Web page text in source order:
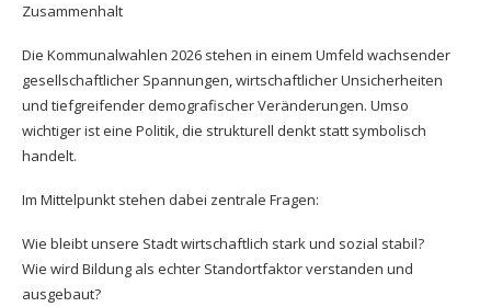
Zusammenhalt
Die Kommunalwahlen 2026 stehen in einem Umfeld wachsender
gesellschaftlicher Spannungen, wirtschaftlicher Unsicherheiten
und tiefgreifender demografischer Veränderungen. Umso
wichtiger ist eine Politik, die strukturell denkt statt symbolisch
handelt.
Im Mittelpunkt stehen dabei zentrale Fragen:
Wie bleibt unsere Stadt wirtschaftlich stark und sozial stabil?
Wie wird Bildung als echter Standortfaktor verstanden und
ausgebaut?